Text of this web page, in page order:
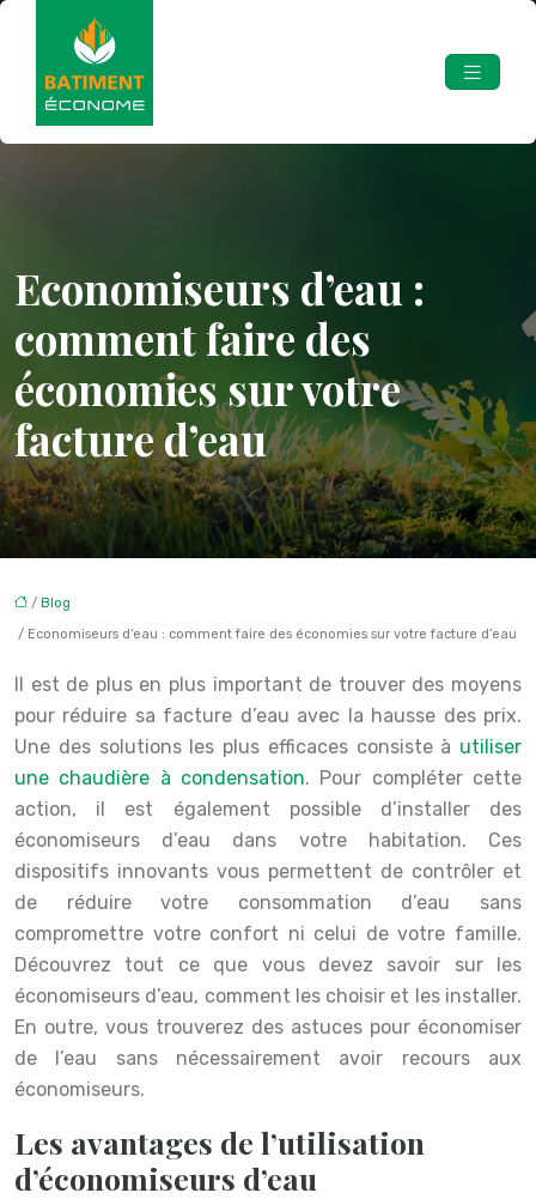
Economiseurs d’eau :
comment faire des
économies sur votre
facture d’eau
/ Blog
/ Economiseurs d’eau : comment faire des économies sur votre facture d’eau
Il est de plus en plus important de trouver des moyens
pour réduire sa facture d’eau avec la hausse des prix.
Une des solutions les plus efficaces consiste à utiliser
une chaudière à condensation. Pour compléter cette
action, il est également possible d’installer des
économiseurs d’eau dans votre habitation. Ces
dispositifs innovants vous permettent de contrôler et
de réduire votre consommation d’eau sans
compromettre votre confort ni celui de votre famille.
Découvrez tout ce que vous devez savoir sur les
économiseurs d’eau, comment les choisir et les installer.
En outre, vous trouverez des astuces pour économiser
de l’eau sans nécessairement avoir recours aux
économiseurs.
Les avantages de l’utilisation
d’économiseurs d’eau